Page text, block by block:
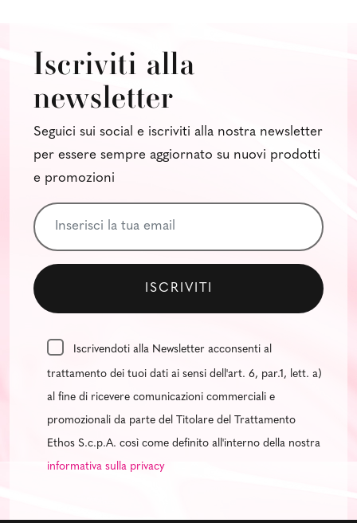
Iscriviti alla
newsletter
Seguici sui social e iscriviti alla nostra newsletter
per essere sempre aggiornato su nuovi prodotti
e promozioni
Iscrivendoti alla Newsletter acconsenti al
trattamento dei tuoi dati ai sensi dell'art. 6, par.1, lett. a)
al fine di ricevere comunicazioni commerciali e
promozionali da parte del Titolare del Trattamento
Ethos S.c.p.A. così come definito all'interno della nostra
informativa sulla privacy